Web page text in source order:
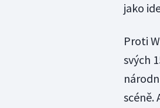
jako
Proti
svých
scéně.